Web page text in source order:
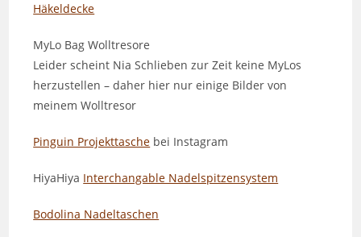
Häkeldecke
MyLo Bag Wolltresore
Leider scheint Nia Schlieben zur Zeit keine MyLos
herzustellen – daher hier nur einige Bilder von
meinem Wolltresor
Pinguin Projekttasche bei Instagram
HiyaHiya Interchangable Nadelspitzensystem
Bodolina Nadeltaschen